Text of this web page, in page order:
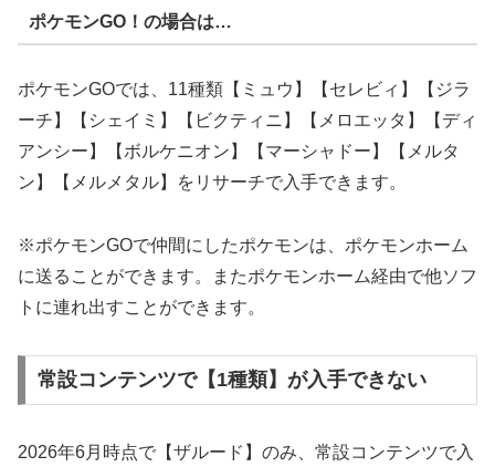
ポケモンGO！の場合は…
ポケモンGOでは、11種類【ミュウ】【セレビィ】【ジラ
ーチ】【シェイミ】【ビクティニ】【メロエッタ】【ディ
アンシー】【ボルケニオン】【マーシャドー】【メルタ
ン】【メルメタル】をリサーチで入手できます。
※ポケモンGOで仲間にしたポケモンは、ポケモンホーム
に送ることができます。またポケモンホーム経由で他ソフ
トに連れ出すことができます。
常設コンテンツで【1種類】が入手できない
2026年6月時点で【ザルード】のみ、常設コンテンツで入